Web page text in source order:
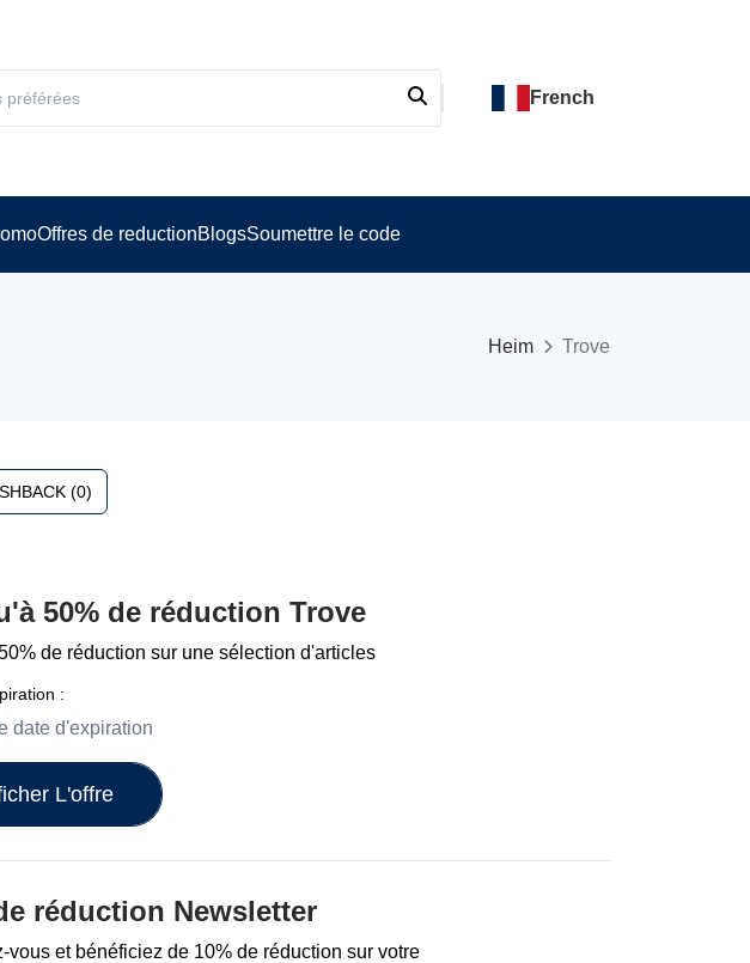
French
Offres de reductionBlogsSoumettre le code
Heim Trove
(0)
50% de réduction Trove
de réduction sur une sélection d'articles
:
date d'expiration
L'offre
réduction Newsletter
vous et bénéficiez de 10% de réduction sur votre